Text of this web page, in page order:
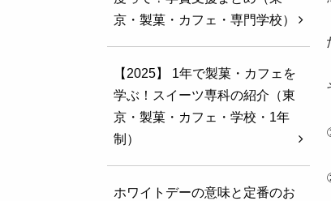
京・製菓・カフェ・専門学校）
【2025】 1年で製菓・カフェを
学ぶ！スイーツ専科の紹介（東
京・製菓・カフェ・学校・1年
制）
ホワイトデーの意味と定番のお